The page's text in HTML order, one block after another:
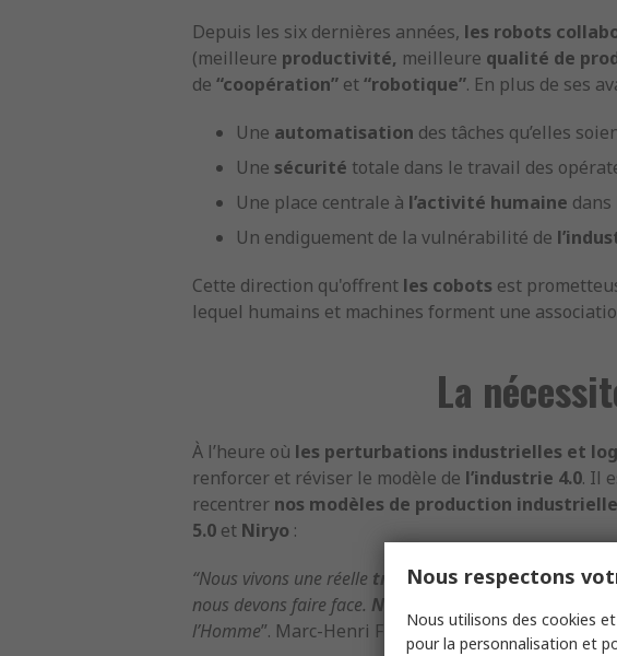
Depuis les six dernières années, les robots
(meilleure productivité, meilleure qualité de
de “coopération” et“robotique”. En plus de ses
Une automatisation des tâches qu’elles
Une sécurité totale dans le travail des
Une place centrale à l’activité humaine dans
Un endiguement de la vulnérabilité de
Cette direction qu'offrent les cobots est
lequel humains et machines forment une
La
À l’heure où les perturbations industrielles et
renforcer et réviser le modèle de l’industrie 4.0. Il
recentrer nos modèles de production industrielle
5.0 et Niryo :
“Nous vivons une réelle transformation du marché,
nous devons faire face. Niryo
l’Homme”. Marc-Henri Frouin, CEO deNiryo.
Nous respectons
Nous utilisons des cookies
pour la personnalisation et